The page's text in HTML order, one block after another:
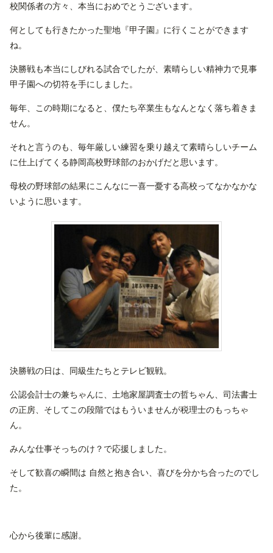
校関係者の方々、本当におめでとうございます。
何としても行きたかった聖地『甲子園』に行くことができます
ね。
決勝戦も本当にしびれる試合でしたが、素晴らしい精神力で見事
甲子園への切符を手にしました。
毎年、この時期になると、僕たち卒業生もなんとなく落ち着きま
せん。
それと言うのも、毎年厳しい練習を乗り越えて素晴らしいチーム
に仕上げてくる静岡高校野球部のおかげだと思います。
母校の野球部の結果にこんなに一喜一憂する高校ってなかなかな
いように思います。
決勝戦の日は、同級生たちとテレビ観戦。
公認会計士の兼ちゃんに、土地家屋調査士の哲ちゃん、司法書士
の正房、そしてこの段階ではもういませんが税理士のもっちゃ
ん。
みんな仕事そっちのけ？で応援しました。
そして歓喜の瞬間は 自然と抱き合い、喜びを分かち合ったのでし
た。
心から後輩に感謝。